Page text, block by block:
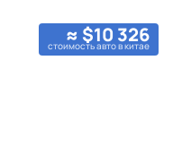
≈ $10 326
стоимость авто в китае